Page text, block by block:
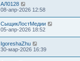
АЛ0128
08-апр-2026 12:58
СыщикЛостМедии
05-апр-2026 18:52
IgoreshaZhu
30-мар-2026 16:39